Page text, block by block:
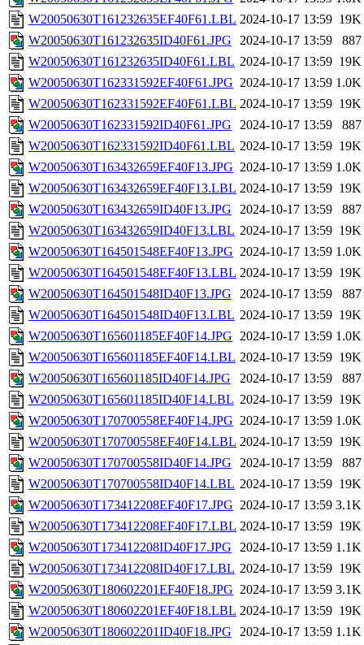
W20050630T161232635EF40F61.LBL 2024-10-17 13:59 19K
W20050630T161232635ID40F61.JPG
2024-10-17 13:59
887
W20050630T161232635ID40F61.LBL 2024-10-17 13:59 19K
W20050630T162331592EF40F61.JPG 2024-10-17 13:59 1.0K
W20050630T162331592EF40F61.LBL 2024-10-17 13:59 19K
W20050630T162331592ID40F61.JPG
2024-10-17 13:59
887
W20050630T162331592ID40F61.LBL 2024-10-17 13:59 19K
W20050630T163432659EF40F13.JPG 2024-10-17 13:59 1.0K
W20050630T163432659EF40F13.LBL 2024-10-17 13:59 19K
W20050630T163432659ID40F13.JPG
2024-10-17 13:59
887
W20050630T163432659ID40F13.LBL 2024-10-17 13:59 19K
W20050630T164501548EF40F13.JPG 2024-10-17 13:59 1.0K
W20050630T164501548EF40F13.LBL 2024-10-17 13:59 19K
W20050630T164501548ID40F13.JPG
2024-10-17 13:59
887
W20050630T164501548ID40F13.LBL 2024-10-17 13:59 19K
W20050630T165601185EF40F14.JPG 2024-10-17 13:59 1.0K
W20050630T165601185EF40F14.LBL 2024-10-17 13:59 19K
W20050630T165601185ID40F14.JPG
2024-10-17 13:59
887
W20050630T165601185ID40F14.LBL 2024-10-17 13:59 19K
W20050630T170700558EF40F14.JPG 2024-10-17 13:59 1.0K
W20050630T170700558EF40F14.LBL 2024-10-17 13:59 19K
W20050630T170700558ID40F14.JPG
2024-10-17 13:59
887
W20050630T170700558ID40F14.LBL 2024-10-17 13:59 19K
W20050630T173412208EF40F17.JPG 2024-10-17 13:59 3.1K
W20050630T173412208EF40F17.LBL 2024-10-17 13:59 19K
W20050630T173412208ID40F17.JPG
2024-10-17 13:59 1.1K
W20050630T173412208ID40F17.LBL 2024-10-17 13:59 19K
W20050630T180602201EF40F18.JPG 2024-10-17 13:59 3.1K
W20050630T180602201EF40F18.LBL 2024-10-17 13:59 19K
W20050630T180602201ID40F18.JPG
2024-10-17 13:59 1.1K